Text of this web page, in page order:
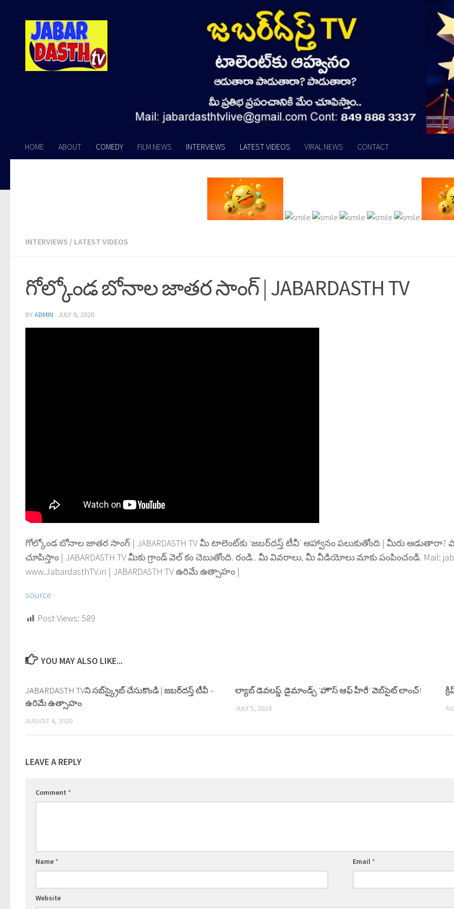
HOME ABOUT COMEDY FILM NEWS INTERVIEWS LATEST VIDEOS VIRAL NEWS CONTACT
INTERVIEWS / LATEST VIDEOS
గోల్కోండ బోనాల జాతర సాంగ్ | JABARDASTH TV
BYADMIN · JULY 9, 2020
గోల్కోండ బోనాల జాతర సాంగ్ | JABARDASTH TV మీ టాలెంట్‌కు ‘జ‌బ‌ర్‌ద‌స్త్ టీవీ’ ఆహ్వానం ప‌లుకుతోంది | మీరు
చూపిస్తాం | JABARDASTH TV మీకు గ్రాండ్ వెల్ కం చెబుతోంది. రండి.. మీ వివ‌రాలు, మీ వీడియోలు మాకు పంపించండి. Mail:
www.JabardasthTV.in | JABARDASTH TV ఉరిమే ఉత్సాహం |
source
Post Views: 589
YOU MAY ALSO LIKE...
JABARDASTH TVని స‌బ్‌స్క్రైబ్ చేసుకొండి | జ‌బ‌ర్‌ద‌స్త్ టీవీ –
ఉరిమే ఉత్సాహం
AUGUST 4, 2020
ల్యాబ్‌ డెవలప్డ్‌: డైమాండ్స్ ‘హౌస్ ఆఫ్ హీరే’ వెబ్‌సైట్ లాంచ్!
JULY 5, 2024
LEAVE A REPLY
Comment *
Name* Email*
Website